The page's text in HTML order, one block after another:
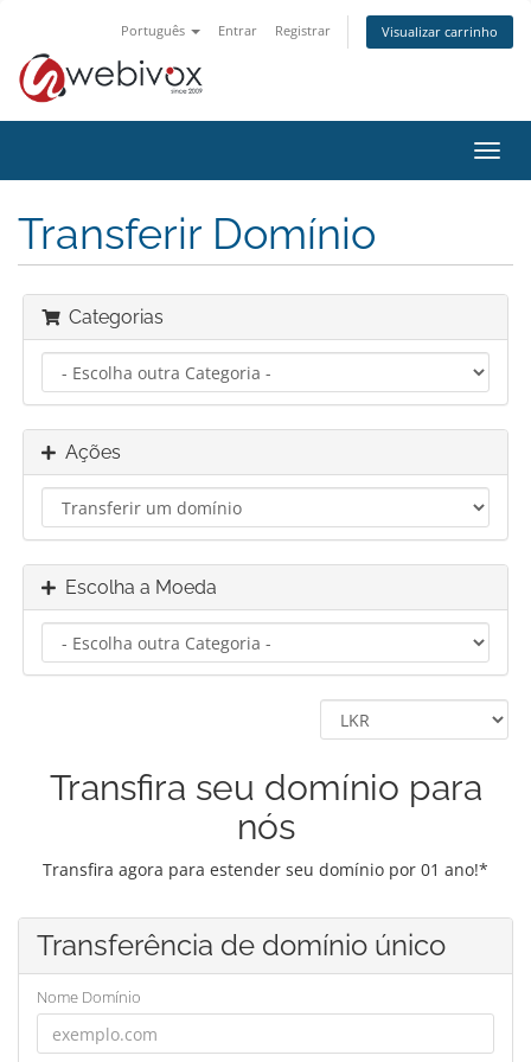
Português Entrar Registrar Visualizar carrinho
Transferir Domínio
Categorias
Ações
Escolha a Moeda
Transfira seu domínio para
nós
Transfira agora para estender seu domínio por 01 ano!*
Transferência de domínio único
Nome Domínio